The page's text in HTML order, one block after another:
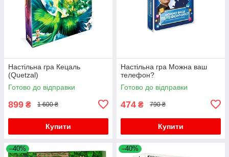
Настільна гра Кецаль
(Quetzal)
Готово до відправки
899 ₴ 1 600 ₴
Купити
Настільна гра Можна ваш
телефон?
Готово до відправки
474 ₴ 790 ₴
Купити
–40% –40%